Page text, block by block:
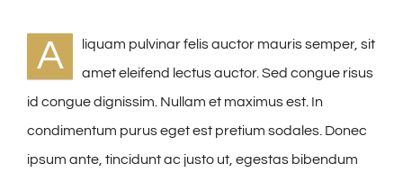
A
liquam pulvinar felis auctor mauris semper, sit
amet eleifend lectus auctor. Sed congue risus
id congue dignissim. Nullam et maximus est. In
condimentum purus eget est pretium sodales. Donec
ipsum ante, tincidunt ac justo ut, egestas bibendum